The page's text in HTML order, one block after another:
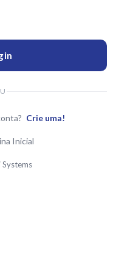
Crie uma!
Inicial